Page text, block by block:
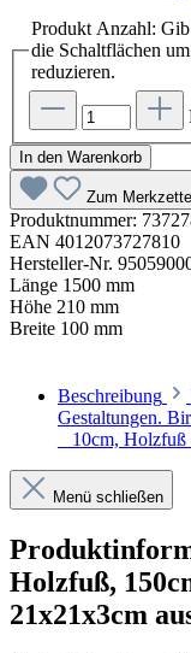
Produkt Anzahl: Gib
die Schaltflächen
reduzieren.
In den Warenkorb
Zum
Produktnummer:
EAN 4012073727810
Hersteller-Nr.
Länge 1500 mm
Höhe 210 mm
Breite 100 mm
Beschreibung
Gestaltungen.
_ 10cm,
Menü schließen
Holzfuß,
21x21x3cm